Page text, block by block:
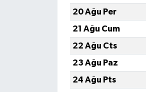
20 Ağu Per
21 Ağu Cum
22 Ağu Cts
23 Ağu Paz
24 Ağu Pts